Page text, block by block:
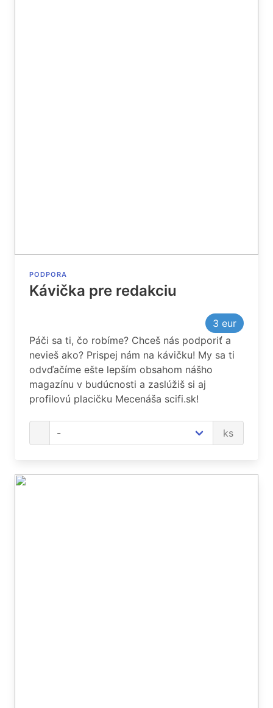
PODPORA
Kávička pre redakciu
3 eur
Páči sa ti, čo robíme? Chceš nás podporiť a
nevieš ako? Prispej nám na kávičku! My sa ti
odvďačíme ešte lepším obsahom nášho
magazínu v budúcnosti a zaslúžiš si aj
profilovú placičku Mecenáša scifi.sk!
ks